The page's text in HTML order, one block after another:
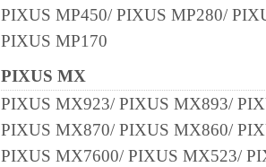
PIXUS MP450/ PIXUS MP280/
PIXUS MP170
PIXUS MX
PIXUS MX923/ PIXUS MX893/
PIXUS MX870/ PIXUS MX860/
PIXUS MX7600/ PIXUS MX523/